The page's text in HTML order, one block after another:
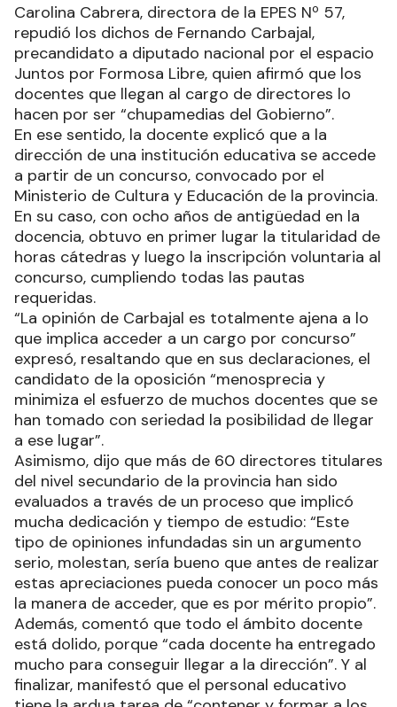
Carolina Cabrera, directora de la EPES Nº 57,
repudió los dichos de Fernando Carbajal,
precandidato a diputado nacional por el espacio
Juntos por Formosa Libre, quien afirmó que los
docentes que llegan al cargo de directores lo
hacen por ser “chupamedias del Gobierno”.
En ese sentido, la docente explicó que a la
dirección de una institución educativa se accede
a partir de un concurso, convocado por el
Ministerio de Cultura y Educación de la provincia.
En su caso, con ocho años de antigüedad en la
docencia, obtuvo en primer lugar la titularidad de
horas cátedras y luego la inscripción voluntaria al
concurso, cumpliendo todas las pautas
requeridas.
“La opinión de Carbajal es totalmente ajena a lo
que implica acceder a un cargo por concurso”
expresó, resaltando que en sus declaraciones, el
candidato de la oposición “menosprecia y
minimiza el esfuerzo de muchos docentes que se
han tomado con seriedad la posibilidad de llegar
a ese lugar”.
Asimismo, dijo que más de 60 directores titulares
del nivel secundario de la provincia han sido
evaluados a través de un proceso que implicó
mucha dedicación y tiempo de estudio: “Este
tipo de opiniones infundadas sin un argumento
serio, molestan, sería bueno que antes de realizar
estas apreciaciones pueda conocer un poco más
la manera de acceder, que es por mérito propio”.
Además, comentó que todo el ámbito docente
está dolido, porque “cada docente ha entregado
mucho para conseguir llegar a la dirección”. Y al
finalizar, manifestó que el personal educativo